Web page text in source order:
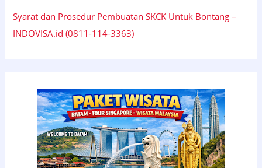
Syarat dan Prosedur Pembuatan SKCK Untuk Bontang –
INDOVISA.id (0811-114-3363)